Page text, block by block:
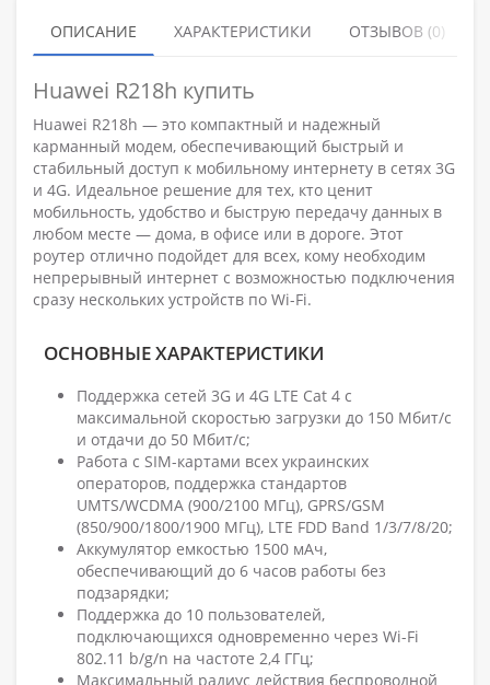
ОПИСАНИЕ ХАРАКТЕРИСТИКИ ОТЗЫВОВ (0)
Huawei R218h купить
Huawei R218h — это компактный и надежный
карманный модем, обеспечивающий быстрый и
стабильный доступ к мобильному интернету в сетях 3G
и 4G. Идеальное решение для тех, кто ценит
мобильность, удобство и быструю передачу данных в
любом месте — дома, в офисе или в дороге. Этот
роутер отлично подойдет для всех, кому необходим
непрерывный интернет с возможностью подключения
сразу нескольких устройств по Wi-Fi.
ОСНОВНЫЕ ХАРАКТЕРИСТИКИ
Поддержка сетей 3G и 4G LTE Cat 4 с
максимальной скоростью загрузки до 150 Мбит/с
и отдачи до 50 Мбит/с;
Работа с SIM-картами всех украинских
операторов, поддержка стандартов
UMTS/WCDMA (900/2100 МГц), GPRS/GSM
(850/900/1800/1900 МГц), LTE FDD Band 1/3/7/8/20;
Аккумулятор емкостью 1500 мАч,
обеспечивающий до 6 часов работы без
подзарядки;
Поддержка до 10 пользователей,
подключающихся одновременно через Wi-Fi
802.11 b/g/n на частоте 2,4 ГГц;
Максимальный радиус действия беспроводной